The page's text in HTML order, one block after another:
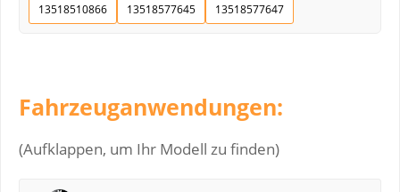
13518510866
13518577645 13518577647
Fahrzeuganwendungen:
(Aufklappen, um Ihr Modell zu finden)